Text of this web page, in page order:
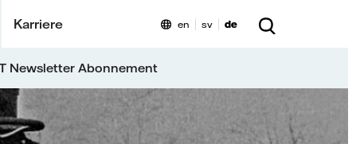
Karriere
Newsletter Abonnement
en sv de